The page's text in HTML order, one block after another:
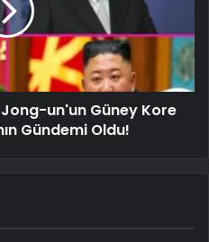
un'un Güney Kore
Gündemi Oldu!